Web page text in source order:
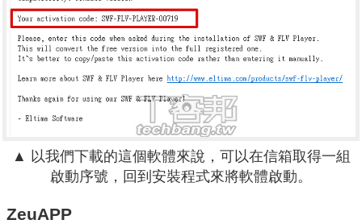
▲ 以我們下載的這個軟體來說，可以在信箱取得一組
啟動序號，回到安裝程式來將軟體啟動。
ZeuAPP